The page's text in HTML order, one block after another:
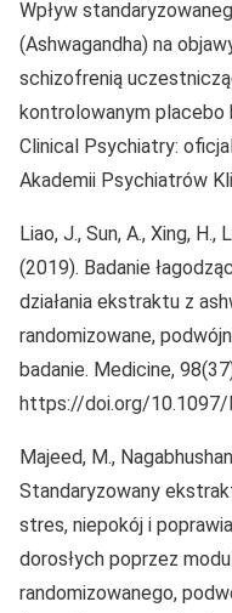
Wpływ
(Ashwagandha) na
schizofrenią
kontrolowanym placebo
Clinical Psychiatry:
Akademii Psychiatrów
Liao, J., Sun, A., Xing, H.,
(2019). Badanie
działania ekstraktu z
randomizowane,
badanie. Medicine,
https://doi.org/10.1097/
Majeed, M.,
Standaryzowany
stres, niepokój i
dorosłych poprzez
randomizowanego,